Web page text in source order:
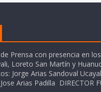
Prensa con presencia en
Loreto San Martín y
Jorge Arias Sandoval
Arias Padilla DIRECTOR